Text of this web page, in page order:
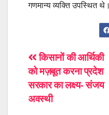
गणमान्य व्यक्ति उपस्थित थे।
Post
navigation
किसानों की आर्थिकी
को मज़बूत करना प्रदेश
सरकार का लक्ष्य- संजय
अवस्थी